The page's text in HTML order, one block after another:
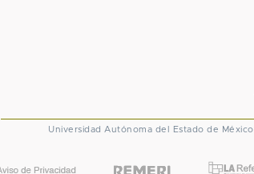
Universidad Autónoma del Estado de México